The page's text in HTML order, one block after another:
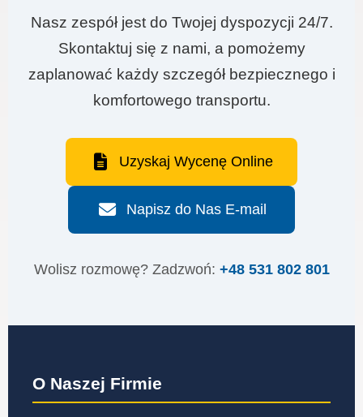
Nasz zespół jest do Twojej dyspozycji 24/7.
Skontaktuj się z nami, a pomożemy
zaplanować każdy szczegół bezpiecznego i
komfortowego transportu.
Uzyskaj Wycenę Online
Napisz do Nas E-mail
Wolisz rozmowę? Zadzwoń: +48 531 802 801
O Naszej Firmie